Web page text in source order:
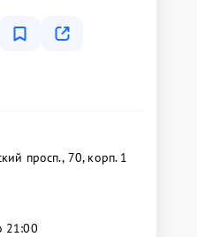
просп., 70, корп. 1
21:00